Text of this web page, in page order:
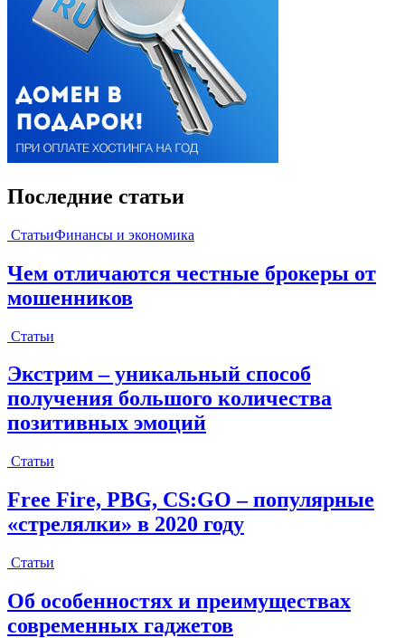
Последние статьи
СтатьиФинансы и экономика
Чем отличаются честные брокеры от
мошенников
Статьи
Экстрим – уникальный способ
получения большого количества
позитивных эмоций
Статьи
Free Fire, PBG, CS:GO – популярные
«стрелялки» в 2020 году
Статьи
Об особенностях и преимуществах
современных гаджетов